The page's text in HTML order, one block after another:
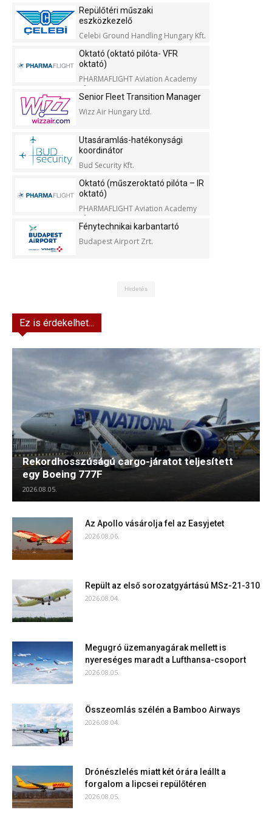
Repülőtéri műszaki
eszközkezelő
Celebi Ground Handling Hungary Kft.
Oktató (oktató pilóta- VFR
oktató)
PHARMAFLIGHT Aviation Academy
Kft.
Senior Fleet Transition Manager
Wizz Air Hungary Ltd.
Utasáramlás-hatékonysági
koordinátor
Bud Security Kft.
Oktató (műszeroktató pilóta – IR
oktató)
PHARMAFLIGHT Aviation Academy
Kft.
Fénytechnikai karbantartó
Budapest Airport Zrt.
Hirdetés
Ez is érdekelhet...
Rekordhosszúságú cargo-járatot teljesített
egy Boeing 777F
2026.08.05.
Az Apollo vásárolja fel az Easyjetet
2026.08.06.
Repült az első sorozatgyártású MSz-21-310
2026.08.04.
Megugró üzemanyagárak mellett is
nyereséges maradt a Lufthansa-csoport
2026.08.05.
Összeomlás szélén a Bamboo Airways
2026.08.04.
Drónészlelés miatt két órára leállt a
forgalom a lipcsei repülőtéren
2026.08.05.